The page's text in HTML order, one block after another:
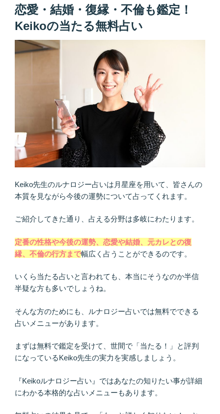
恋愛・結婚・復縁・不倫も鑑定！
Keikoの当たる無料占い
Keiko先生のルナロジー占いは月星座を用いて、皆さんの
本質を見ながら今後の運勢について占ってくれます。
ご紹介してきた通り、占える分野は多岐にわたります。
定番の性格や今後の運勢、恋愛や結婚、元カレとの復
縁、不倫の行方まで幅広く占うことができるのです。
いくら当たる占いと言われても、本当にそうなのか半信
半疑な方も多いでしょうね。
そんな方のためにも、ルナロジー占いでは無料でできる
占いメニューがあります。
まずは無料で鑑定を受けて、世間で「当たる！」と評判
になっているKeiko先生の実力を実感しましょう。
『Keikoルナロジー占い』ではあなたの知りたい事が詳細
にわかる本格的な占いメニューもあります。